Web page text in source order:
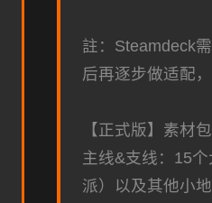
註：Steamdeck
后再逐步做适配
【正式版】素材包
主线&支线：15
派）以及其他小